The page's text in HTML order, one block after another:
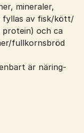
mineraler,
fyllas av fisk/kött/
och ca
fullkornsbröd
är näring-